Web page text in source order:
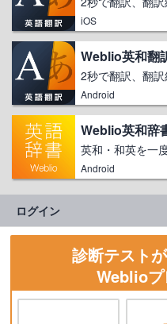
iOS
Weblio英和翻
2秒で翻訳、翻訳
Android
Weblio英和辞
英和・和英を一
Android
ログイン
診断テストが
Weblioプ